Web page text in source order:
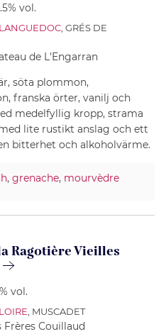
vol.
LANGUEDOC, GRÉS DE
de L'Engarran
söta plommon,
franska örter, vanilj och
medelfyllig kropp, strama
lite rustikt anslag och ett
bitterhet och alkoholvärme.
, grenache, mourvèdre
Ragotière Vieilles
vol.
LOIRE, MUSCADET
Frères Couillaud